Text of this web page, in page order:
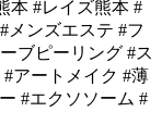
本 #レイズ熊本 #
メンズエステ #フ
ブピーリング #ス
アートメイク #薄
#エクソソーム #